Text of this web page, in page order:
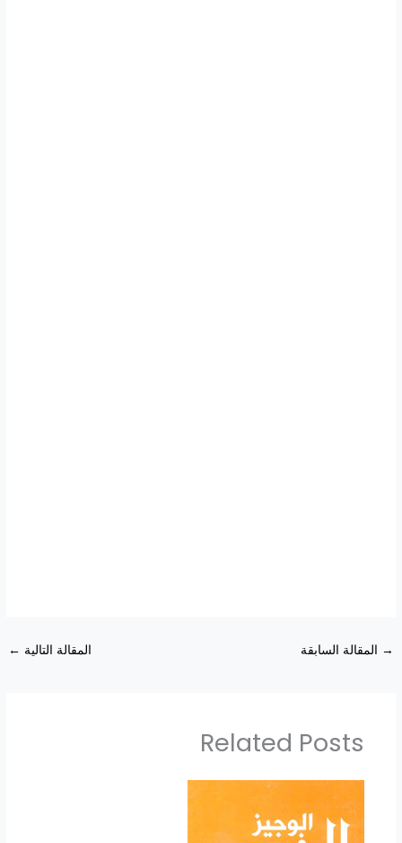
→ المقالة السابقة المقالة التالية ←
Related Posts